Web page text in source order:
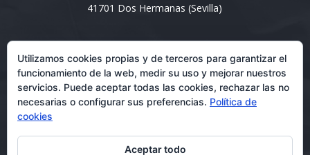
41701 Dos Hermanas (Sevilla)
Email:
info@entre4abogados.com
Utilizamos cookies propias y de terceros para garantizar el
funcionamiento de la web, medir su uso y mejorar nuestros
servicios. Puede aceptar todas las cookies, rechazar las no
necesarias o configurar sus preferencias. Política de
cookies
Aceptar todo